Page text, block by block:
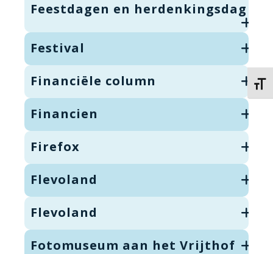
Feestdagen en herdenkingsdag
Festival
Financiële column
Financien
Firefox
Flevoland
Flevoland
Fotomuseum aan het Vrijthof